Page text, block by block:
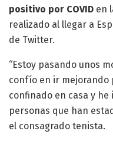
positivo por COVID en
realizado al llegar a
de Twitter.
“Estoy pasando unos
confío en ir mejorando
confinado en casa y
personas que han
el consagrado tenista.